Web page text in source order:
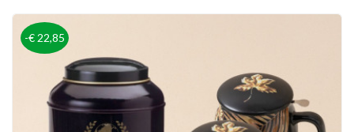
-€ 22,85